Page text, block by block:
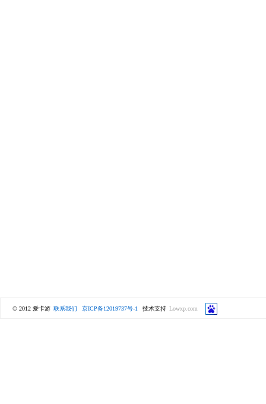
© 2012 爱卡游 联系我们 京ICP备12019737号-1 技术支持 Lowxp.com